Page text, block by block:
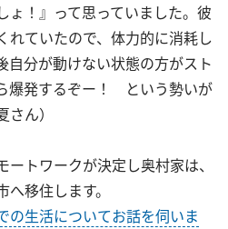
ょ！』って思っていました。彼
れていたので、体力的に消耗し
自分が動けない状態の方がスト
爆発するぞー！ という勢いが
ん）
トワークが決定し奥村家は、
移住します。
の生活についてお話を伺いま